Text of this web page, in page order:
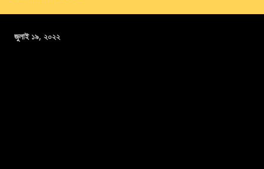
জুলাই ১৯, ২০২২